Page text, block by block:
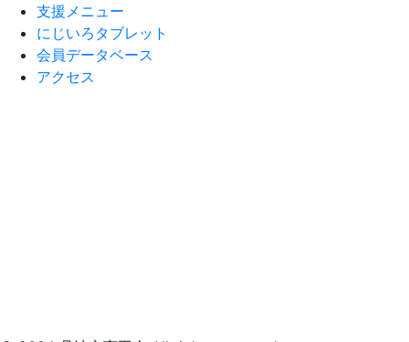
支援メニュー
にじいろタブレット
会員データベース
アクセス